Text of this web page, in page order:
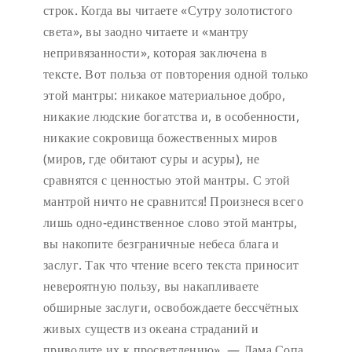
строк. Когда вы читаете «Сутру золотистого
света», вы заодно читаете и «мантру
непривязанности», которая заключена в
тексте. Вот польза от повторения одной только
этой мантры: никакое материальное добро,
никакие людские богатства и, в особенности,
никакие сокровища божественных миров
(миров, где обитают суры и асуры), не
сравнятся с ценностью этой мантры. С этой
мантрой ничто не сравнится! Произнеся всего
лишь одно-единственное слово этой мантры,
вы накопите безграничные небеса блага и
заслуг. Так что чтение всего текста приносит
невероятную пользу, вы накапливаете
обширные заслуги, освобождаете бессчётных
живых существ из океана страданий и